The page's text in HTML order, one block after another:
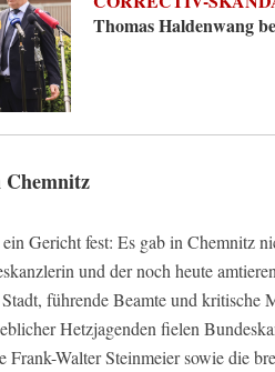
Thomas Haldenwang
Chemnitz
Gericht fest: Es gab in Chemnitz
und der noch heute
führende Beamte und kritische
Hetzjagenden fielen
Frank-Walter Steinmeier sowie die